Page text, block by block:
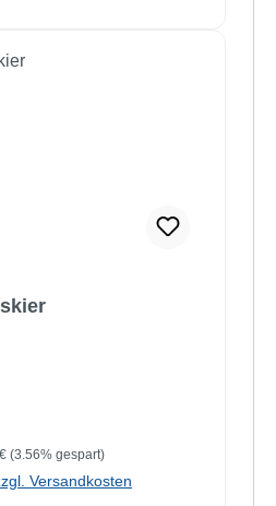
Preis:
(3.56% gespart)
Versandkosten